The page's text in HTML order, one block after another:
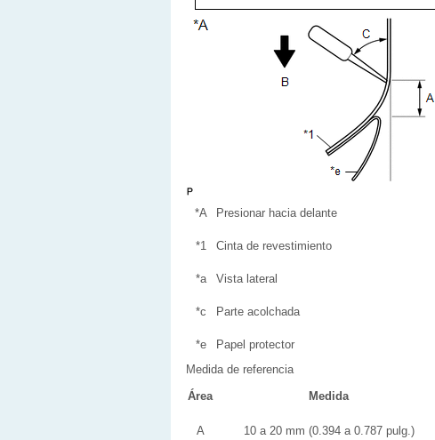
*A Presionar hacia delante
*1 Cinta de revestimiento
*a Vista lateral
*c Parte acolchada
*e Papel protector
Medida de referencia
Área
Medida
A 10 a 20 mm (0.394 a 0.787 pulg.)